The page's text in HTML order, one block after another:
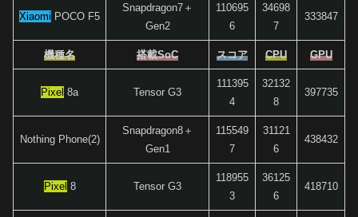
Xiaomi POCO F5
Snapdragon7＋
Gen2
110695
6
34698
7
333847
機種名 搭載SoC スコア CPU GPU
Pixel 8a Tensor G3
111395
4
32132
8
397735
Nothing Phone(2)
Snapdragon8＋
Gen1
115549
7
31121
6
438432
Pixel 8 Tensor G3
118955
3
36125
6
418710